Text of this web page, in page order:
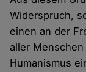
Widerspruch,
einen an der
aller
Humanismus